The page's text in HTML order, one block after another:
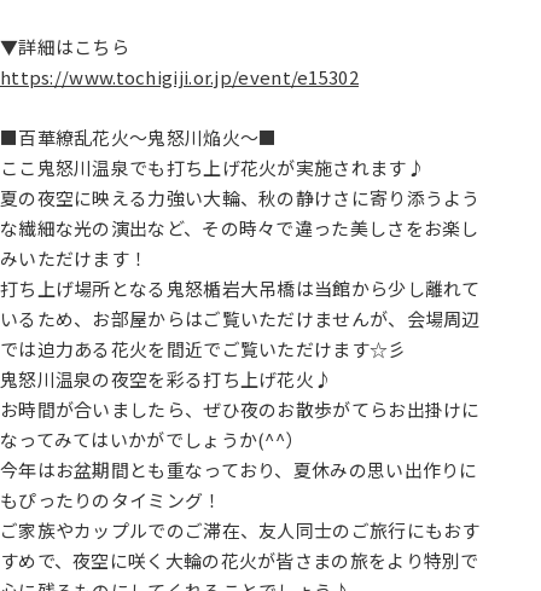
▼詳細はこちら
https://www.tochigiji.or.jp/event/e15302
■百華繚乱花火～鬼怒川焔火～■
ここ鬼怒川温泉でも打ち上げ花火が実施されます♪
夏の夜空に映える力強い大輪、秋の静けさに寄り添うよう
な繊細な光の演出など、その時々で違った美しさをお楽し
みいただけます！
打ち上げ場所となる鬼怒楯岩大吊橋は当館から少し離れて
いるため、お部屋からはご覧いただけませんが、会場周辺
では迫力ある花火を間近でご覧いただけます☆彡
鬼怒川温泉の夜空を彩る打ち上げ花火♪
お時間が合いましたら、ぜひ夜のお散歩がてらお出掛けに
なってみてはいかがでしょうか(^^）
今年はお盆期間とも重なっており、夏休みの思い出作りに
もぴったりのタイミング！
ご家族やカップルでのご滞在、友人同士のご旅行にもおす
すめで、夜空に咲く大輪の花火が皆さまの旅をより特別で